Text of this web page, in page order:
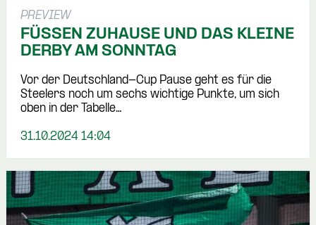
PREVIEW
FÜSSEN ZUHAUSE UND DAS KLEINE
DERBY AM SONNTAG
Vor der Deutschland-Cup Pause geht es für die
Steelers noch um sechs wichtige Punkte, um sich
oben in der Tabelle…
31.10.2024 14:04